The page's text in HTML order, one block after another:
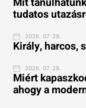
tudatos
2026. 07. 29.
Király, harcos,
2026. 07. 28.
Miért
ahogy a